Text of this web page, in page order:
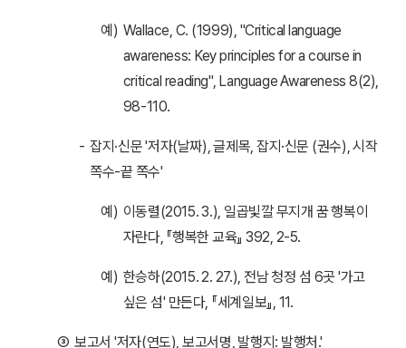
예) Wallace, C. (1999), "Critical language
awareness: Key principles for a course in
critical reading", Language Awareness 8(2),
98-110.
- 잡지·신문 '저자(날짜), 글제목, 잡지·신문 (권수), 시작
쪽수-끝 쪽수'
예) 이동렬(2015. 3.), 일곱빛깔 무지개 꿈 행복이
자란다, 『행복한 교육』 392, 2-5.
예) 한승하(2015. 2. 27.), 전남 청정 섬 6곳 '가고
싶은 섬' 만든다, 『세계일보』, 11.
③ 보고서 '저자(연도), 보고서명, 발행지: 발행처.'